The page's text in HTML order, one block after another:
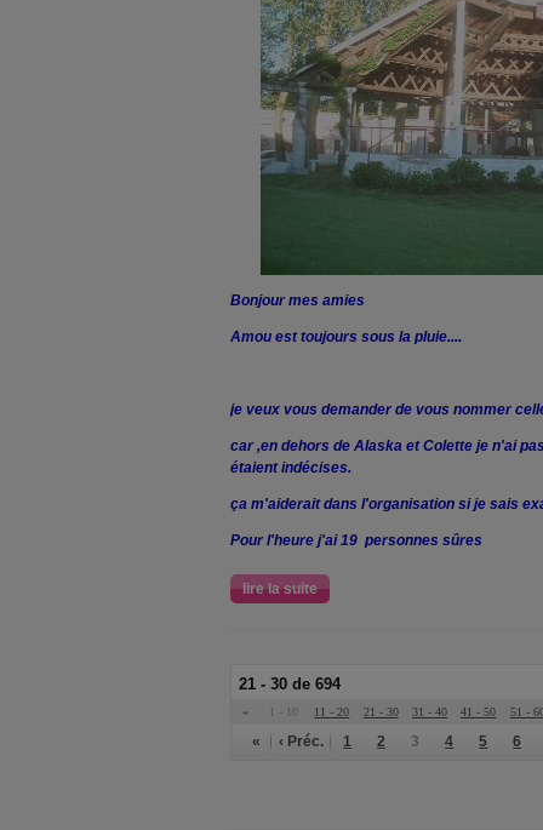
Bonjour mes amies
Amou est toujours sous la pluie....
je veux vous demander de vous nommer
car ,en dehors de Alaska et Colette je n'ai
étaient indécises.
ça m'aiderait dans l'organisation si je sais
Pour l'heure j'ai 19 personnes sûres
lire la suite
21 - 30 de 694
« 1 - 10 11 - 20 21 - 30 31 - 40 41 - 50 51 -
« ‹ Préc. 1 2 3 4 5 6